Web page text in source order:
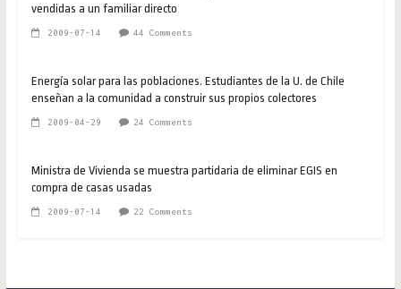
vendidas a un familiar directo
2009-07-14 44 Comments
Energía solar para las poblaciones. Estudiantes de la U. de Chile
enseñan a la comunidad a construir sus propios colectores
2009-04-29 24 Comments
Ministra de Vivienda se muestra partidaria de eliminar EGIS en
compra de casas usadas
2009-07-14 22 Comments